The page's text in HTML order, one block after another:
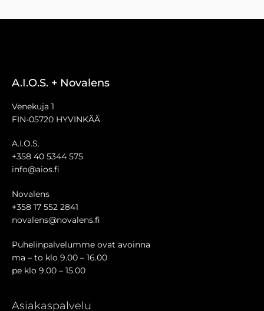
A.I.O.S. + Novalens
Venekuja 1
FIN-05720 HYVINKÄÄ
A.I.O.S.
+358 40 5344 575
info@aios.fi
Novalens
+358 17 552 2841
novalens@novalens.fi
Puhelinpalvelumme ovat avoinna
ma – to klo 9.00 – 16.00
pe klo 9.00 – 15.00
Asiakaspalvelu